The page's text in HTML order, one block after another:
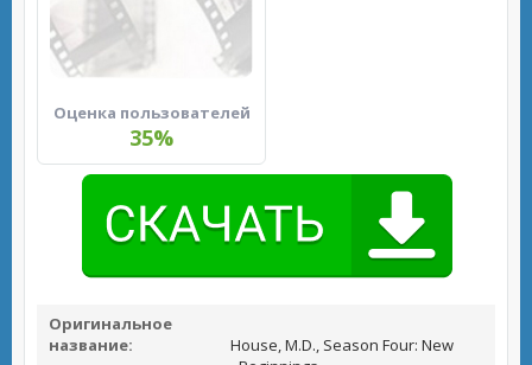
Оценка пользователей
35%
Оригинальное
название:
House, M.D., Season Four: New